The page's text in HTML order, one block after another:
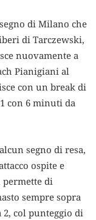
di Milano che
di Tarczewski,
nuovamente a
Pianigiani al
con un break di
con 6 minuti da
segno di resa,
ospite e
permette di
sempre sopra
2, col punteggio di